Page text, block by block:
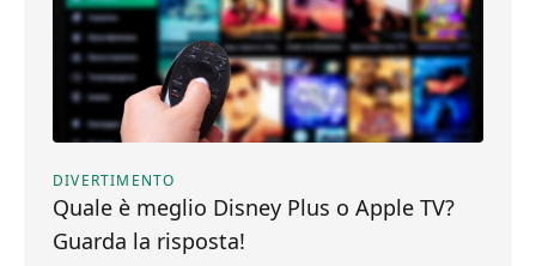
DIVERTIMENTO
Quale è meglio Disney Plus o Apple TV?
Guarda la risposta!